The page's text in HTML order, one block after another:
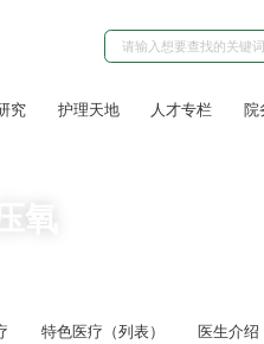
究 护理天地 人才专栏 院
氧
特色医疗（列表） 医生介绍